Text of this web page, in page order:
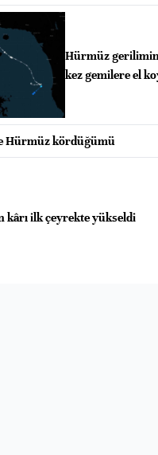
Hürmüz
kez gemilere el
Hürmüz kördüğümü
kârı ilk çeyrekte yükseldi